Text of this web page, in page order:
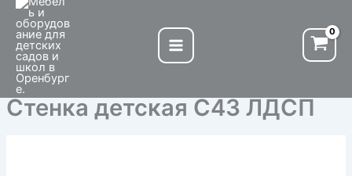
Перейти
содержимому
Стенка детская С43 ЛДСП
Количество
товара
Стенка
детская
С43
ЛДСП